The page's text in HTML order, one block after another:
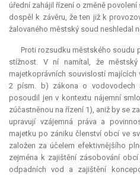
úřední zahájil řízení o změně
dospěl k závěru, že ten již k
žalovaného městský soud neshledal
Proti rozsudku městského soudu
stížnost. V ní namítal, že
majetkoprávních souvislostí
2 písm. b) zákona o vodovodech
posoudil jen v kontextu nájemní
zúčastněnou na řízení 1), aniž by se
upravují vzájemná práva a
majetku po zániku členství obcí ve
založen za účelem efektivnějšího
zejména k zajištění zásobování
odpadních vod a zajištění